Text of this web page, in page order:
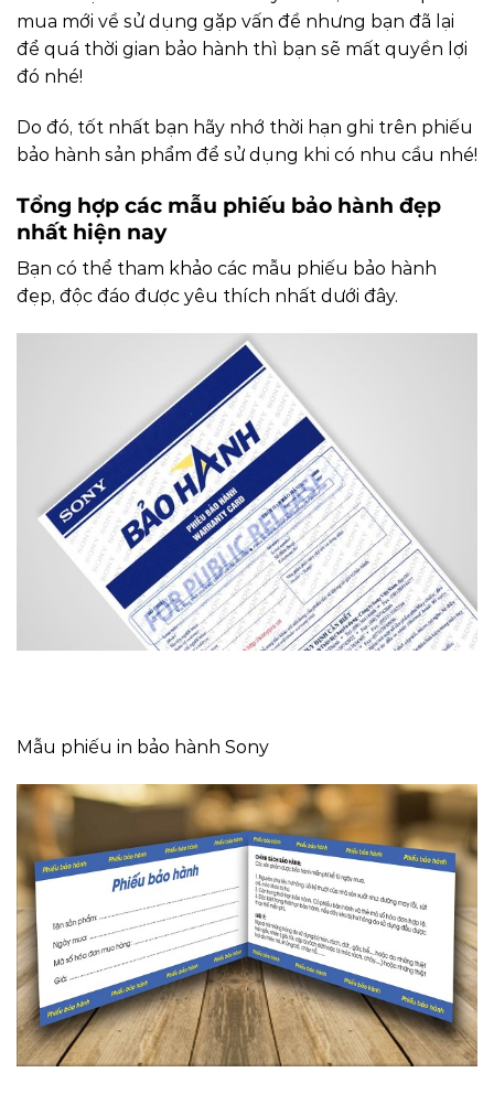
mua mới về sử dụng gặp vấn đề nhưng bạn đã lại
để quá thời gian bảo hành thì bạn sẽ mất quyền lợi
đó nhé!
Do đó, tốt nhất bạn hãy nhớ thời hạn ghi trên phiếu
bảo hành sản phẩm để sử dụng khi có nhu cầu nhé!
Tổng hợp các mẫu phiếu bảo hành đẹp
nhất hiện nay
Bạn có thể tham khảo các mẫu phiếu bảo hành
đẹp, độc đáo được yêu thích nhất dưới đây.
Mẫu phiếu in bảo hành Sony